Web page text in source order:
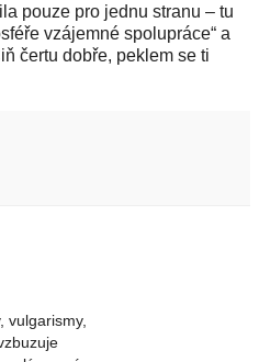
pouze pro jednu stranu – tu
vzájemné spolupráce“ a
čertu dobře, peklem se ti
vulgarismy,